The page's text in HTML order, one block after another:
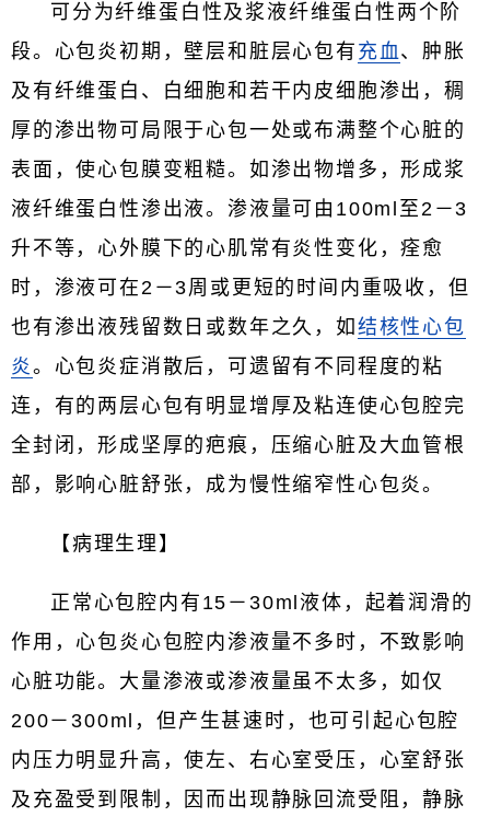
可分为纤维蛋白性及浆液纤维蛋白性两个阶
段。心包炎初期，壁层和脏层心包有 充血、肿胀
及有纤维蛋白、白细胞和若干内皮细胞渗出，稠
厚的渗出物可局限于心包一处或布满整个心脏的
表面，使心包膜变粗糙。如渗出物增多，形成浆
液纤维蛋白性渗出液。渗液量可由100ml至2－3
升不等，心外膜下的心肌常有炎性变化，痊愈
时，渗液可在2－3周或更短的时间内重吸收，但
也有渗出液残留数日或数年之久，如 结核性心包
炎 。心包炎症消散后，可遗留有不同程度的粘
连，有的两层心包有明显增厚及粘连使心包腔完
全封闭，形成坚厚的疤痕，压缩心脏及大血管根
部，影响心脏舒张，成为慢性缩窄性心包炎。
【病理生理】
正常心包腔内有15－30ml液体，起着润滑的
作用，心包炎心包腔内渗液量不多时，不致影响
心脏功能。大量渗液或渗液量虽不太多，如仅
200－300ml，但产生甚速时，也可引起心包腔
内压力明显升高，使左、右心室受压，心室舒张
及充盈受到限制，因而出现静脉回流受阻，静脉